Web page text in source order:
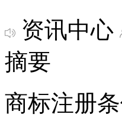
资讯中心
摘要
商标注册